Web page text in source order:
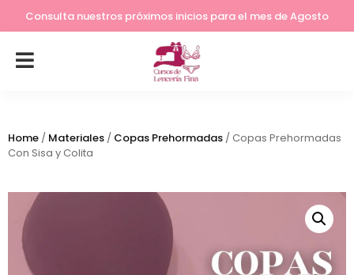
Consulta nuestros próximos inicios para el mes de Agosto
Lleva tu costura a otro nivel
Home / Materiales / Copas Prehormadas / Copas Prehormadas
Con Sisa y Colita